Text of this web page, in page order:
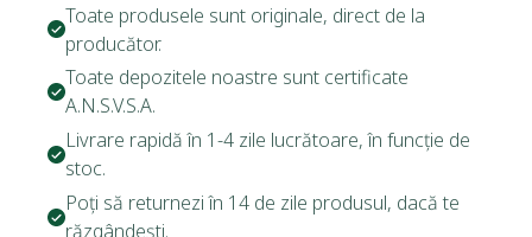
Toate produsele sunt originale, direct de la
producător.
Toate depozitele noastre sunt certificate
A.N.S.V.S.A.
Livrare rapidă în 1-4 zile lucrătoare, în funcție de
stoc.
Poți să returnezi în 14 de zile produsul, dacă te
răzgândești.